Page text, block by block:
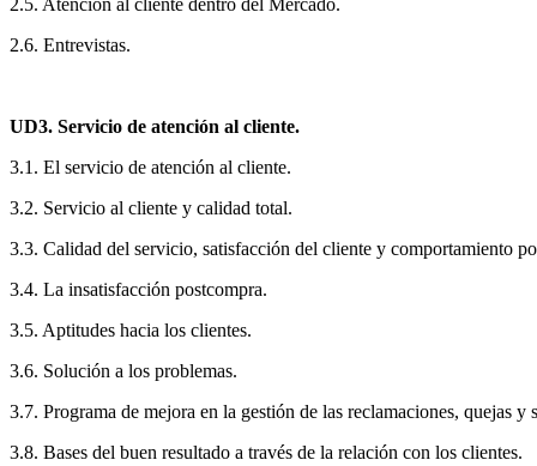
2.5. Atención al cliente dentro del Mercado.
2.6. Entrevistas.
UD3. Servicio de atención al cliente.
3.1. El servicio de atención al cliente.
3.2. Servicio al cliente y calidad total.
3.3. Calidad del servicio, satisfacción del cliente y comportamiento
3.4. La insatisfacción postcompra.
3.5. Aptitudes hacia los clientes.
3.6. Solución a los problemas.
3.7. Programa de mejora en la gestión de las reclamaciones, quejas y
3.8. Bases del buen resultado a través de la relación con los clientes.